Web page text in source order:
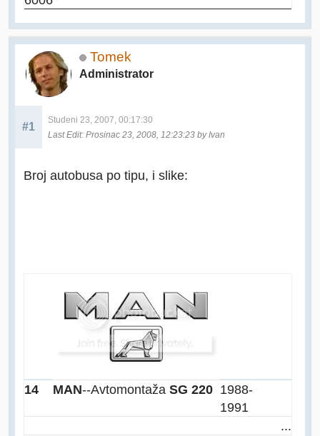
Tomek
Administrator
#1
Studeni 23, 2007, 00:17:30
Last Edit: Prosinac 23, 2008, 12:23:23 by Ivan
Broj autobusa po tipu, i slike:
14 MAN--Avtomontaža SG 220 1988-
1991
...